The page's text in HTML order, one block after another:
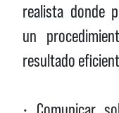
realista donde
un
resultado